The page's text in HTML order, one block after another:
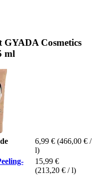
Cosmetics
ml
6,99 € (466,00 € /
l)
15,99 €
(213,20 € / l)